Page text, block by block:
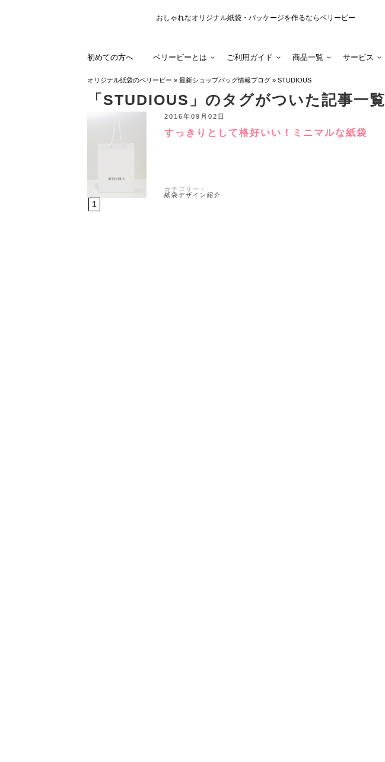
おしゃれなオリジナル紙袋・パッケージを作るならベリービー
初めての方へ ベリービーとは ご利用ガイド 商品一覧 サービス
オリジナル紙袋のベリービー » 最新ショップバッグ情報ブログ » STUDIOUS
「STUDIOUS」のタグがついた記事一覧
すっきりとして格好いい！ミニマルな紙袋
2016年09月02日
カテゴリー：
紙袋デザイン紹介
1